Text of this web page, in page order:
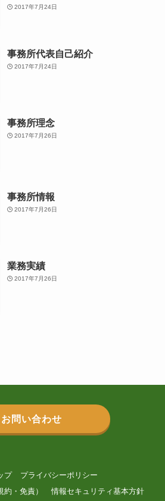
2017年7月24日
事務所代表自己紹介
2017年7月24日
事務所理念
2017年7月26日
事務所情報
2017年7月26日
業務実績
2017年7月26日
お問い合わせ
プ
プライバシーポリシー
・免責）
情報セキュリティ基本方針